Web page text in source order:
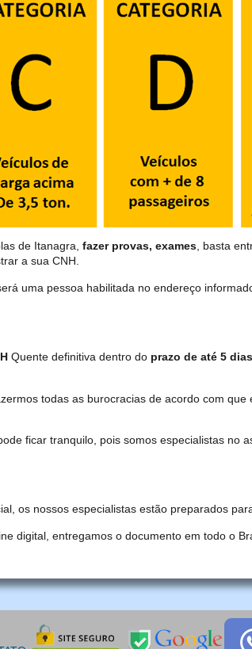
de Itanagra, fazer provas, exames, basta
a sua CNH.
uma pessoa habilitada no endereço
Quente definitiva dentro do prazo de até 5 dias
todas as burocracias de acordo com
ficar tranquilo, pois somos especialistas no
os nossos especialistas estão preparados
digital, entregamos o documento em todo o